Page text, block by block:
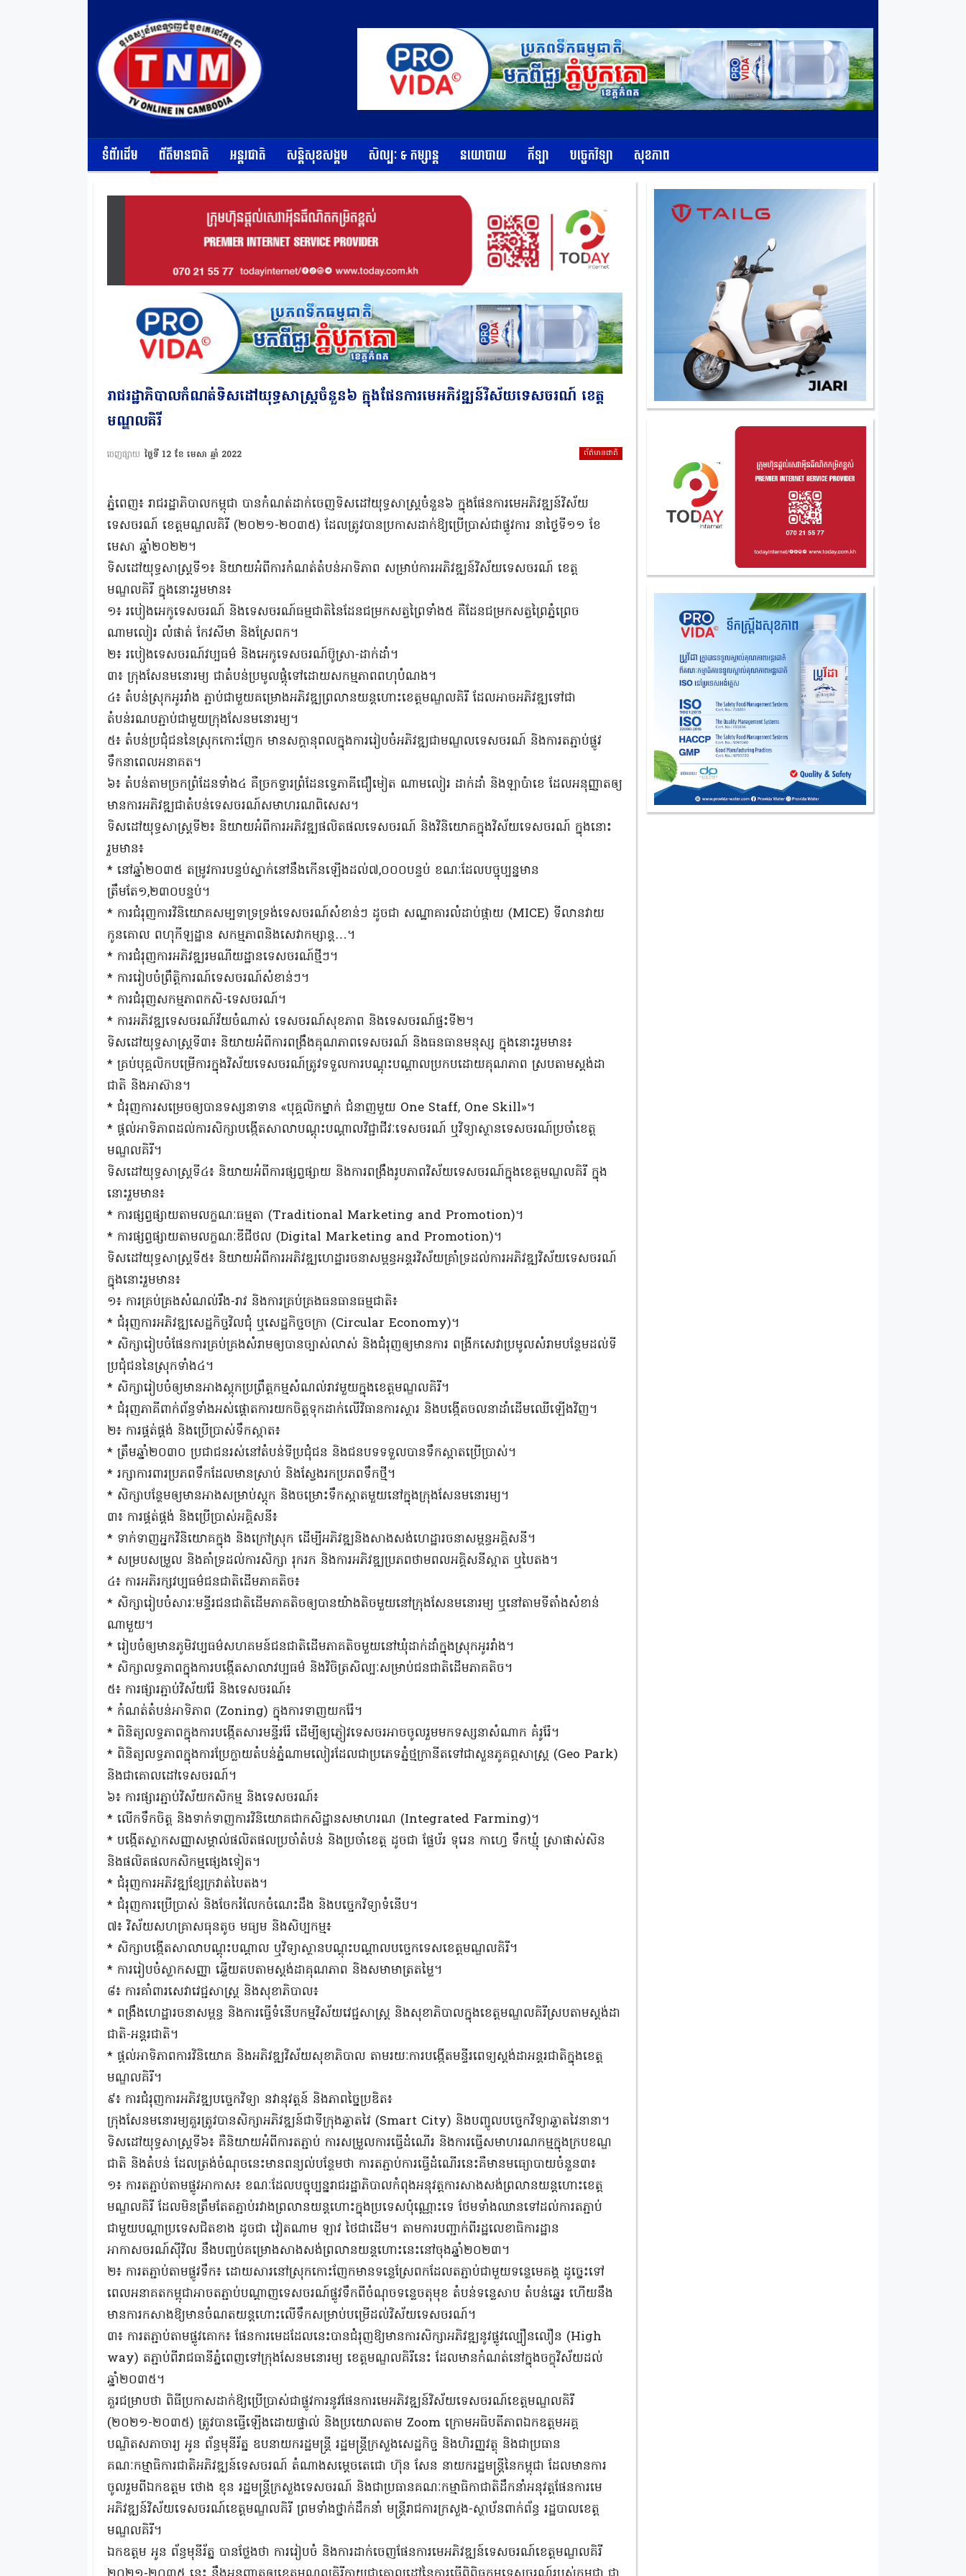
ទំព័រដើម ព័ត៌មានជាតិ អន្តរជាតិ សន្តិសុខសង្គម សិល្បៈ & កម្សាន្ត នយោបាយ កីឡា បច្ចេកវិទ្យា សុខភាព
រាជរដ្ឋាភិបាលកំណត់ទិសដៅយុទ្ធសាស្ត្រចំនួន៦ ក្នុងផែនការមេអភិវឌ្ឍន៍វិស័យទេសចរណ៍ ខេត្ត
មណ្ឌលគិរី
ព័ត៌មានជាតិ
ចេញផ្សាយ ថ្ងៃទី 12 ខែ មេសា ឆ្នាំ 2022
ភ្នំពេញ៖ រាជរដ្ឋាភិបាលកម្ពុជា បានកំណត់ដាក់ចេញទិសដៅយុទ្ធសាស្ត្រចំនួន៦ ក្នុងផែនការមេអភិវឌ្ឍន៍វិស័យ
ទេសចរណ៍ ខេត្តមណ្ឌលគិរី (២០២១-២០៣៥) ដែលត្រូវបានប្រកាសដាក់ឱ្យប្រើប្រាស់ជាផ្លូវការ នាថ្ងៃទី១១ ខែ
មេសា ឆ្នាំ២០២២។
ទិសដៅយុទ្ធសាស្រ្តទី១៖ និយាយអំពីការកំណត់តំបន់អាទិភាព សម្រាប់ការអភិវឌ្ឍន៍វិស័យទេសចរណ៍ ខេត្ត
មណ្ឌលគិរី ក្នុងនោះរួមមាន៖
១៖ របៀងអេកូទេសចរណ៍ និងទេសចរណ៍ធម្មជាតិនៃដែនជម្រកសត្វព្រៃទាំង៥ គឺដែនជម្រកសត្វព្រៃភ្នំព្រេច
ណាមលៀរ លំផាត់ កែវសីមា និងស្រែពក។
២៖ របៀងទេសចរណ៍វប្បធម៌ និងអេកូទេសចរណ៍ប៊ូស្រា-ដាក់ដាំ។
៣៖ ក្រុងសែនមនោរម្យ ជាតំបន់ប្រមូលផ្ដុំទៅដោយសកម្មភាពពហុបំណង។
៤៖ តំបន់ស្រុកអូររាំង ភ្ជាប់ជាមួយគម្រោងអភិវឌ្ឍព្រលានយន្តហោះខេត្តមណ្ឌលគិរី ដែលអាចអភិវឌ្ឍទៅជា
តំបន់រណបភ្ជាប់ជាមួយក្រុងសែនមនោរម្យ។
៥៖ តំបន់ប្រជុំជននៃស្រុកកោះញែក មានសក្តានុពលក្នុងការរៀបចំអភិវឌ្ឍជាមណ្ឌលទេសចរណ៍ និងការតភ្ជាប់ផ្លូវ
ទឹកនាពេលអនាគត។
៦៖ តំបន់តាមច្រកព្រំដែនទាំង៤ គឺច្រកទ្វារព្រំដែនទ្វេភាគីជឿមៀត ណាមលៀរ ដាក់ដាំ និងឡាប៉ាខេ ដែលអនុញ្ញាតឲ្យ
មានការអភិវឌ្ឍជាតំបន់ទេសចរណ៍សមាហរណពិសេស។
ទិសដៅយុទ្ធសាស្រ្តទី២៖ និយាយអំពីការអភិវឌ្ឍផលិតផលទេសចរណ៍ និងវិនិយោគក្នុងវិស័យទេសចរណ៍ ក្នុងនោះ
រួមមាន៖
* នៅឆ្នាំ២០៣៥ តម្រូវការបន្ទប់ស្នាក់នៅនឹងកើនឡើងដល់៧,០០០បន្ទប់ ខណៈដែលបច្ចុប្បន្នមាន
ត្រឹមតែ១,២៣០បន្ទប់។
* ការជំរុញការវិនិយោគសម្បទាទ្រទ្រង់ទេសចរណ៍សំខាន់ៗ ដូចជា សណ្ឋាគារលំដាប់ផ្កាយ (MICE) ទីលានវាយ
កូនគោល ពហុកីឡដ្ឋាន សកម្មភាពនិងសេវាកម្សាន្ត…។
* ការជំរុញការអភិវឌ្ឍរមណីយដ្ឋានទេសចរណ៍ថ្មីៗ។
* ការរៀបចំព្រឹត្តិការណ៍ទេសចរណ៍សំខាន់ៗ។
* ការជំរុញសកម្មភាពកសិ-ទេសចរណ៍។
* ការអភិវឌ្ឍទេសចរណ៍វ័យចំណាស់ ទេសចរណ៍សុខភាព និងទេសចរណ៍ផ្ទះទី២។
ទិសដៅយុទ្ធសាស្រ្តទី៣៖ និយាយអំពីការពង្រឹងគុណភាពទេសចរណ៍ និងធនធានមនុស្ស ក្នុងនោះរួមមាន៖
* គ្រប់បុគ្គលិកបម្រើការក្នុងវិស័យទេសចរណ៍ត្រូវទទួលការបណ្តុះបណ្តាលប្រកបដោយគុណភាព ស្របតាមស្តង់ដា
ជាតិ និងអាស៊ាន។
* ជំរុញការសម្រេចឲ្យបានទស្សនាទាន «បុគ្គលិកម្នាក់ ជំនាញមួយ One Staff, One Skill»។
* ផ្តល់អាទិភាពដល់ការសិក្សាបង្កើតសាលាបណ្តុះបណ្តាលវិជ្ជាជីវៈទេសចរណ៍ ឬវិទ្យាស្ថានទេសចរណ៍ប្រចាំខេត្ត
មណ្ឌលគិរី។
ទិសដៅយុទ្ធសាស្រ្តទី៤៖ និយាយអំពីការផ្សព្វផ្សាយ និងការពង្រឹងរូបភាពវិស័យទេសចរណ៍ក្នុងខេត្តមណ្ឌលគិរី ក្នុង
នោះរួមមាន៖
* ការផ្សព្វផ្សាយតាមលក្ខណៈធម្មតា (Traditional Marketing and Promotion)។
* ការផ្សព្វផ្សាយតាមលក្ខណៈឌីជីថល (Digital Marketing and Promotion)។
ទិសដៅយុទ្ធសាស្រ្តទី៥៖ និយាយអំពីការអភិវឌ្ឍហេដ្ឋារចនាសម្ពន្ធអន្តរវិស័យគ្រាំទ្រដល់ការអភិវឌ្ឍវិស័យទេសចរណ៍
ក្នុងនោះរួមមាន៖
១៖ ការគ្រប់គ្រងសំណល់រឹង-រាវ និងការគ្រប់គ្រងធនធានធម្មជាតិ៖
* ជំរុញការអភិវឌ្ឍសេដ្ឋកិច្ចវិលជុំ ឬសេដ្ឋកិច្ចចក្រា (Circular Economy)។
* សិក្សារៀបចំផែនការគ្រប់គ្រងសំរាមឲ្យបានច្បាស់លាស់ និងជំរុញឲ្យមានការ ពង្រីកសេវាប្រមូលសំរាមបន្ថែមដល់ទី
ប្រជុំជននៃស្រុកទាំង៤។
* សិក្សារៀបចំឲ្យមានអាងស្តុកប្រព្រឹត្តកម្មសំណល់រាវមួយក្នុងខេត្តមណ្ឌលគិរី។
* ជំរុញភាគីពាក់ព័ន្ធទាំងអស់ផ្តោតការយកចិត្តទុកដាក់លើវិធានការស្តារ និងបង្កើតចលនាដាំដើមឈើឡើងវិញ។
២៖ ការផ្គត់ផ្តង់ និងប្រើប្រាស់ទឹកស្អាត៖
* ត្រឹមឆ្នាំ២០៣០ ប្រជាជនរស់នៅតំបន់ទីប្រជុំជន និងជនបទទទួលបានទឹកស្អាតប្រើប្រាស់។
* រក្សាការពារប្រភពទឹកដែលមានស្រាប់ និងស្វែងរកប្រភពទឹកថ្មី។
* សិក្សាបន្ថែមឲ្យមានអាងសម្រាប់ស្តុក និងចម្រោះទឹកស្អាតមួយនៅក្នុងក្រុងសែនមនោរម្យ។
៣៖ ការផ្គត់ផ្តង់ និងប្រើប្រាស់អគ្គិសនី៖
* ទាក់ទាញអ្នកវិនិយោគក្នុង និងក្រៅស្រុក ដើម្បីអភិវឌ្ឍនិងសាងសង់ហេដ្ឋារចនាសម្ពន្ធអគ្គិសនី។
* សម្របសម្រួល និងគាំទ្រដល់ការសិក្សា រុករក និងការអភិវឌ្ឍប្រភពថាមពលអគ្គិសនីស្អាត ឬបៃតង។
៤៖ ការអភិរក្សវប្បធម៌ជនជាតិដើមភាគតិច៖
* សិក្សារៀបចំសារៈមន្ទីរជនជាតិដើមភាគតិចឲ្យបានយ៉ាងតិចមួយនៅក្រុងសែនមនោរម្យ ឬនៅតាមទីតាំងសំខាន់
ណាមួយ។
* រៀបចំឲ្យមានភូមិវប្បធម៌សហគមន៍ជនជាតិដើមភាគតិចមួយនៅឃុំដាក់ដាំក្នុងស្រុកអូររាំង។
* សិក្សាលទ្ធភាពក្នុងការបង្កើតសាលាវប្បធម៌ និងវិចិត្រសិល្បៈសម្រាប់ជនជាតិដើមភាគតិច។
៥៖ ការផ្សារភ្ជាប់វិស័យរ៉ែ និងទេសចរណ៍៖
* កំណត់តំបន់អាទិភាព (Zoning) ក្នុងការទាញយករ៉ែ។
* ពិនិត្យលទ្ធភាពក្នុងការបង្កើតសារមន្ទីររ៉ែ ដើម្បីឲ្យភ្ញៀវទេសចរអាចចូលរួមមកទស្សនាសំណាក គំរូរ៉ែ។
* ពិនិត្យលទ្ធភាពក្នុងការប្រែក្លាយតំបន់ភ្នំណាមលៀរដែលជាប្រភេទភ្នំថ្មក្រានីតទៅជាសួនភូគព្ភសាស្រ្ត (Geo Park)
និងជាគោលដៅទេសចរណ៍។
៦៖ ការផ្សារភ្ជាប់វិស័យកសិកម្ម និងទេសចរណ៍៖
* លើកទឹកចិត្ត និងទាក់់ទាញការវិនិយោគជាកសិដ្ឋានសមាហរណ (Integrated Farming)។
* បង្កើតស្លាកសញ្ញាសម្គាល់ផលិតផលប្រចាំតំបន់ និងប្រចាំខេត្ត ដូចជា ផ្លែប័រ ទុរេន កាហ្វេ ទឹកឃ្មុំ ស្រាផាស់សិន
និងផលិតផលកសិកម្មផ្សេងទៀត។
* ជំរុញការអភិវឌ្ឍខ្សែក្រវាត់បៃតង។
* ជំរុញការប្រើប្រាស់ និងចែករំលែកចំណេះដឹង និងបចេ្ចកវិទ្យាទំនើប។
៧៖ វិស័យសហគ្រាសធុនតូច មធ្យម និងសិប្បកម្ម៖
* សិក្សាបង្កើតសាលាបណ្តុះបណ្តាល ឬវិទ្យាស្ថានបណ្តុះបណ្តាលបច្ចេកទេសខេត្តមណ្ឌលគិរី។
* ការរៀបចំស្លាកសញ្ញា ឆ្លើយតបតាមស្តង់ដាគុណភាព និងសមាមាត្រតម្លៃ។
៨៖ ការគាំពារសេវាវេជ្ជសាស្ត្រ និងសុខាភិបាល៖
* ពង្រឹងហេដ្ឋារចនាសម្ពន្ធ និងការធ្វើទំនើបកម្មវិស័យវេជ្ជសាស្ត្រ និងសុខាភិបាលក្នុងខេត្តមណ្ឌលគិរីស្របតាមស្តង់ដា
ជាតិ-អន្តរជាតិ។
* ផ្តល់អាទិភាពការវិនិយោគ និងអភិវឌ្ឍវិស័យសុខាភិបាល តាមរយៈការបង្កើតមន្ទីរពេទ្យស្តង់ដាអន្តរជាតិក្នុងខេត្ត
មណ្ឌលគិរី។
៩៖ ការជំរុញការអភិវឌ្ឍបច្ចេកវិទ្យា នវានុវត្តន៍ និងភាពច្នៃប្រឌិត៖
ក្រុងសែនមនោរម្យគួរត្រូវបានសិក្សាអភិវឌ្ឍន៍ជាទីក្រុងឆ្លាតវៃ (Smart City) និងបញ្ចូលបច្ចេកវិទ្យាឆ្លាតវៃនានា។
ទិសដៅយុទ្ធសាស្រ្តទី៦៖ គឺនិយាយអំពីការតភ្ជាប់ ការសម្រួលការធ្វើដំណើរ និងការធ្វើសមាហរណកម្មក្នុងក្របខណ្ឌ
ជាតិ និងតំបន់ ដែលត្រង់ចំណុចនេះមានពន្យល់បន្ថែមថា ការតភ្ជាប់ការធ្វើដំណើរនេះគឺមានមធ្យោបាយចំនួន៣៖
១៖ ការតភ្ជាប់តាមផ្លូវអាកាស៖ ខណៈដែលបច្ចុប្បន្នរាជរដ្ឋាភិបាលកំពុងអនុវត្តការសាងសង់ព្រលានយន្តហោះខេត្ត
មណ្ឌលគិរី ដែលមិនត្រឹមតែតភ្ជាប់រវាងព្រលានយន្តហោះក្នុងប្រទេសប៉ុណ្ណោះទេ ថែមទាំងឈានទៅដល់ការតភ្ជាប់
ជាមួយបណ្ដាប្រទេសជិតខាង ដូចជា វៀតណាម ឡាវ ថៃជាដើម។ តាមការបញ្ជាក់ពីរដ្ឋលេខាធិការដ្ឋាន
អាកាសចរណ៍ស៉ីវិល នឹងបញ្ចប់គម្រោងសាងសង់ព្រលានយន្តហោះនេះនៅចុងឆ្នាំ២០២៣។
២៖ ការតភ្ជាប់តាមផ្លូវទឹក៖ ដោយសារនៅស្រុកកោះញែកមានទន្លេស្រែពកដែលតភ្ជាប់ជាមួយទន្លេមេគង្គ ដូច្នេះទៅ
ពេលអនាគតកម្ពុជាអាចតភ្ជាប់បណ្ដាញទេសចរណ៍ផ្លូវទឹកពីចំណុចទន្លេចតុមុខ តំបន់ទន្លេសាប តំបន់ឆ្នេរ ហើយនឹង
មានការកសាងឱ្យមានចំណតយន្តហោះលើទឹកសម្រាប់បម្រើដល់វិស័យទេសចរណ៍។
៣៖ ការតភ្ជាប់តាមផ្លូវគោក៖ ផែនការមេដដែលនេះបានជំរុញឱ្យមានការសិក្សាអភិវឌ្ឍនូវផ្លូវល្បឿនលឿន (High
way) តភ្ជាប់ពីរាជធានីភ្នំពេញទៅក្រុងសែនមនោរម្យ ខេត្តមណ្ឌលគិរីនេះ ដែលមានកំណត់នៅក្នុងចក្ខុវិស័យដល់
ឆ្នាំ២០៣៥។
គួរជម្រាបថា ពិធីប្រកាសដាក់ឱ្យប្រើប្រាស់ជាផ្លូវការនូវផែនការមេអភិវឌ្ឍន៍វិស័យទេសចរណ៍ខេត្តមណ្ឌលគិរី
(២០២១-២០៣៥) ត្រូវបានធ្វើឡើងដោយផ្ទាល់ និងប្រយោលតាម Zoom ក្រោមអធិបតីភាពឯកឧត្ដមអគ្គ
បណ្ឌិតសភាចារ្យ អូន ព័ន្ធមុនីរ័ត្ន ឧបនាយករដ្ឋមន្រ្តី រដ្ឋមន្រ្តីក្រសួងសេដ្ឋកិច្ច និងហិរញ្ញវត្ថុ និងជាប្រធាន
គណៈកម្មាធិការជាតិអភិវឌ្ឍន៍ទេសចរណ៍ តំណាងសម្តេចតេជោ ហ៊ុន សែន នាយករដ្ឋមន្រ្តីនៃកម្ពុជា ដែលមានការ
ចូលរួមពីឯកឧត្ដម ថោង ខុន រដ្ឋមន្ត្រីក្រសួងទេសចរណ៍ និងជាប្រធានគណៈកម្មាធិកាជាតិដឹកនាំអនុវត្តផែនការមេ
អភិវឌ្ឍន៍វិស័យទេសចរណ៍ខេត្តមណ្ឌលគិរី ព្រមទាំងថ្នាក់ដឹកនាំ មន្ត្រីរាជការក្រសួង-ស្ថាប័នពាក់ព័ន្ធ រដ្ឋបាលខេត្ត
មណ្ឌលគិរី។
ឯកឧត្ដម អូន ព័ន្ធមុនីរ័ត្ន បានថ្លែងថា ការរៀបចំ និងការដាក់ចេញផែនការមេអភិវឌ្ឍន៍ទេសចរណ៍ខេត្តមណ្ឌលគិរី